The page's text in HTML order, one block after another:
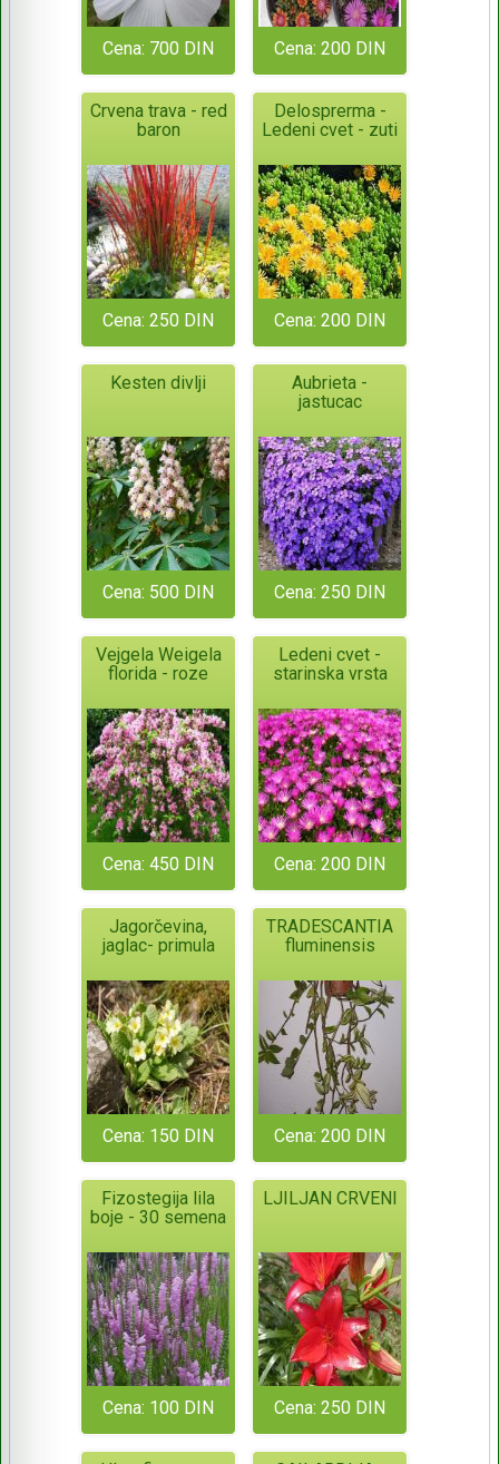
Cena: 700 DIN Cena: 200 DIN
Crvena trava - red
baron
Cena: 250 DIN
Delosprerma -
Ledeni cvet - zuti
Cena: 200 DIN
Kesten divlji
Cena: 500 DIN
Aubrieta -
jastucac
Cena: 250 DIN
Vejgela Weigela
florida - roze
Cena: 450 DIN
Ledeni cvet -
starinska vrsta
Cena: 200 DIN
Jagorčevina,
jaglac- primula
Cena: 150 DIN
TRADESCANTIA
fluminensis
Cena: 200 DIN
Fizostegija lila
boje - 30 semena
Cena: 100 DIN
LJILJAN CRVENI
Cena: 250 DIN